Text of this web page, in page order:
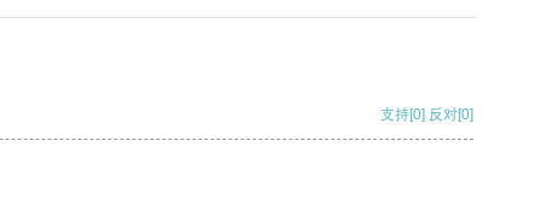
支持[0] 反对[0]